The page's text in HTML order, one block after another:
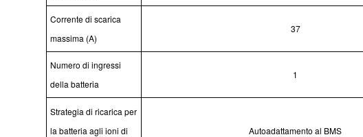
Corrente di scarica
massima (A)
37
Numero di ingressi
della batteria
1
Strategia di ricarica per
la batteria agli ioni di
Autoadattamento al BMS